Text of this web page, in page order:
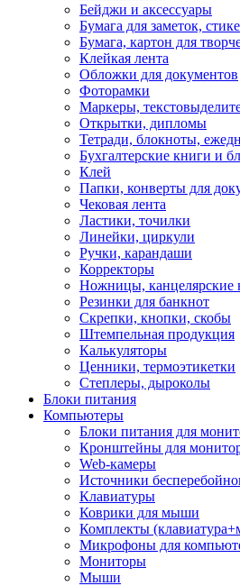
Бейджи и аксессуары
Бумага для заметок,
Бумага, картон для
Клейкая лента
Обложки для документов
Фоторамки
Маркеры,
Открытки, дипломы
Тетради, блокноты,
Бухгалтерские книги и
Клей
Папки, конверты для
Чековая лента
Ластики, точилки
Линейки, циркули
Ручки, карандаши
Корректоры
Ножницы, канцелярские
Резинки для банкнот
Скрепки, кнопки, скобы
Штемпельная продукция
Калькуляторы
Ценники, термоэтикетки
Степлеры, дыроколы
Блоки питания
Компьютеры
Блоки питания для
Кронштейны для
Web-камеры
Источники
Клавиатуры
Коврики для мыши
Комплекты
Микрофоны для
Мониторы
Мыши